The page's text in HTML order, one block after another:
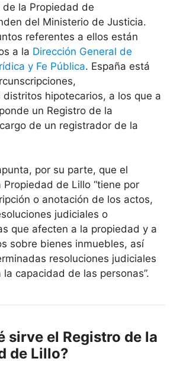
de la Propiedad de
del Ministerio de Justicia.
referentes a ellos están
a la Dirección General de
y Fe Pública. España está
distritos hipotecarios, a los que a
un Registro de la
de un registrador de la
por su parte, que el
Propiedad de Lillo “tiene por
o anotación de los actos,
judiciales o
que afecten a la propiedad y a
sobre bienes inmuebles, así
resoluciones judiciales
capacidad de las personas”.
sirve el Registro de la
de Lillo?